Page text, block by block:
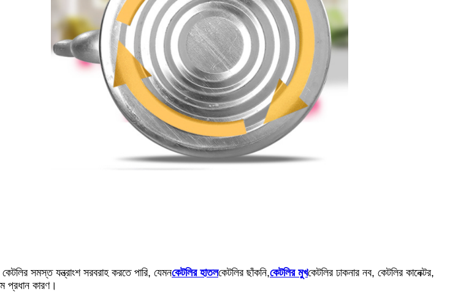
সমস্ত যন্ত্রাংশ সরবরাহ করতে পারি, যেমনকেটলির হাতলকেটলির ছাঁকনি,কেটলির মুখকেটলির ঢাকনার নব, কেটলির কানেক্টর,
প্রধান কারণ।